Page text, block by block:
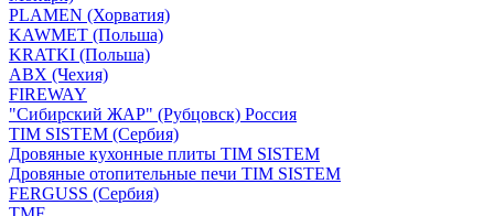
PLAMEN (Хорватия)
KAWMET (Польша)
KRATKI (Польша)
ABX (Чехия)
FIREWAY
"Сибирский ЖАР" (Рубцовск) Россия
TIM SISTEM (Сербия)
Дровяные кухонные плиты TIM SISTEM
Дровяные отопительные печи TIM SISTEM
FERGUSS (Сербия)